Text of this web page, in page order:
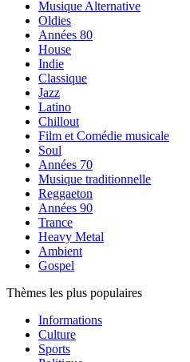
Musique Alternative
Oldies
Années 80
House
Indie
Classique
Jazz
Latino
Chillout
Film et Comédie musicale
Soul
Années 70
Musique traditionnelle
Reggaeton
Années 90
Trance
Heavy Metal
Ambient
Gospel
Thèmes les plus populaires
Informations
Culture
Sports